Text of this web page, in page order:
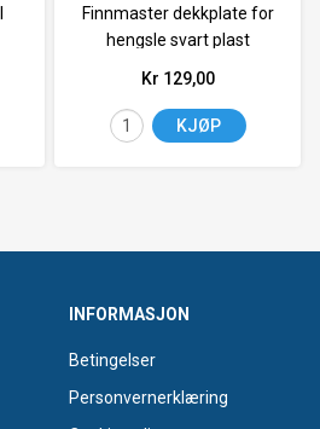
Finnmaster dekkplate for
hengsle svart plast
Kr 129,00
KJØP
INFORMASJON
Betingelser
Personvernerklæring